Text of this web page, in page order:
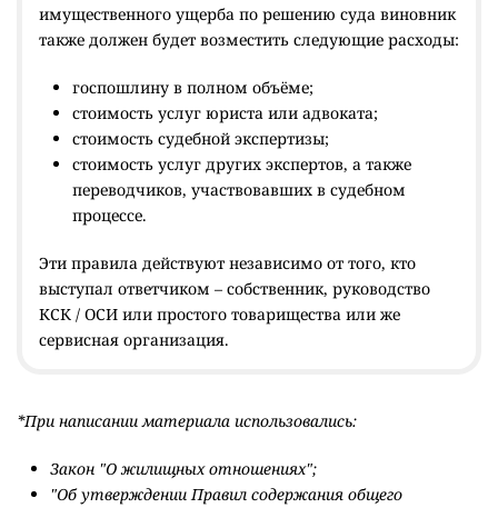
имущественного ущерба по решению суда виновник
также должен будет возместить следующие расходы:
госпошлину в полном объёме;
стоимость услуг юриста или адвоката;
стоимость судебной экспертизы;
стоимость услуг других экспертов, а также
переводчиков, участвовавших в судебном
процессе.
Эти правила действуют независимо от того, кто
выступал ответчиком – собственник, руководство
КСК / ОСИ или простого товарищества или же
сервисная организация.
*При написании материала использовались:
Закон "О жилищных отношениях";
"Об утверждении Правил содержания общего